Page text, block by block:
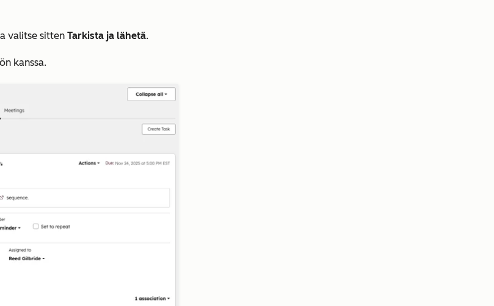
valitse sitten Tarkista ja lähetä.
kanssa.